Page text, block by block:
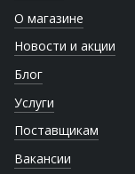
О магазине
Новости и акции
Блог
Услуги
Поставщикам
Вакансии